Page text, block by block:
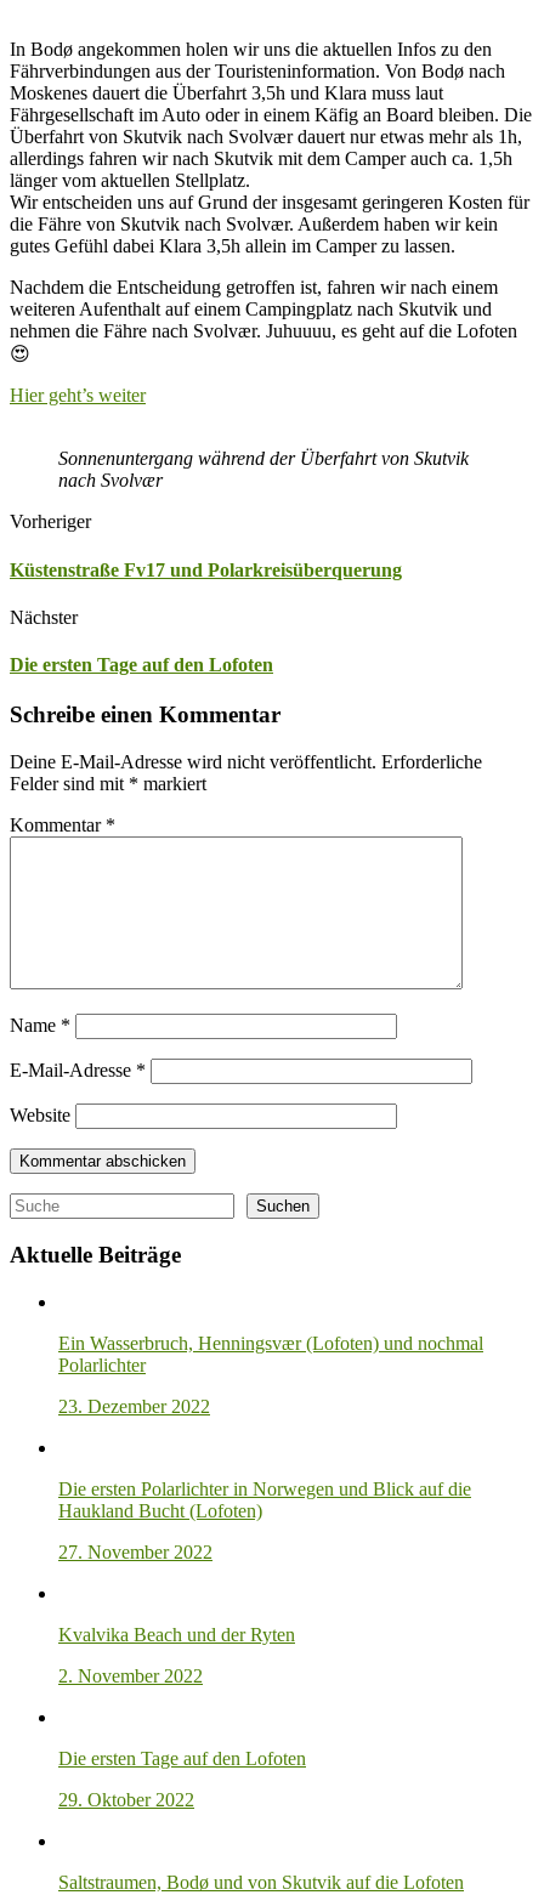
In Bodø angekommen holen wir uns die aktuellen Infos zu den
Fährverbindungen aus der Touristeninformation. Von Bodø nach
Moskenes dauert die Überfahrt 3,5h und Klara muss laut
Fährgesellschaft im Auto oder in einem Käfig an Board bleiben. Die
Überfahrt von Skutvik nach Svolvær dauert nur etwas mehr als 1h,
allerdings fahren wir nach Skutvik mit dem Camper auch ca. 1,5h
länger vom aktuellen Stellplatz.
Wir entscheiden uns auf Grund der insgesamt geringeren Kosten für
die Fähre von Skutvik nach Svolvær. Außerdem haben wir kein
gutes Gefühl dabei Klara 3,5h allein im Camper zu lassen.
Nachdem die Entscheidung getroffen ist, fahren wir nach einem
weiteren Aufenthalt auf einem Campingplatz nach Skutvik und
nehmen die Fähre nach Svolvær. Juhuuuu, es geht auf die Lofoten
😍
Hier geht’s weiter
Sonnenuntergang während der Überfahrt von Skutvik
nach Svolvær
Vorheriger
Küstenstraße Fv17 und Polarkreisüberquerung
Nächster
Die ersten Tage auf den Lofoten
Schreibe einen Kommentar
Deine E-Mail-Adresse wird nicht veröffentlicht. Erforderliche
Felder sind mit * markiert
Kommentar *
Name *
E-Mail-Adresse *
Website
Suchen Suchen
Aktuelle Beiträge
Ein Wasserbruch, Henningsvær (Lofoten) und nochmal
Polarlichter
23. Dezember 2022
Die ersten Polarlichter in Norwegen und Blick auf die
Haukland Bucht (Lofoten)
27. November 2022
Kvalvika Beach und der Ryten
2. November 2022
Die ersten Tage auf den Lofoten
29. Oktober 2022
Saltstraumen, Bodø und von Skutvik auf die Lofoten